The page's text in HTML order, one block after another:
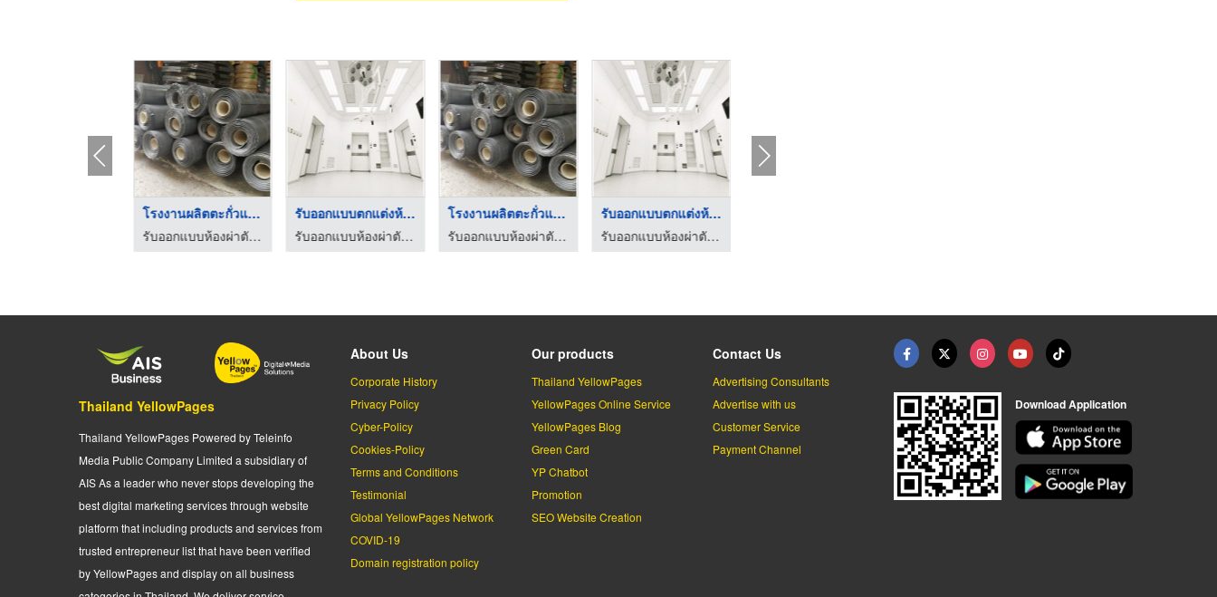
โรงงานผลิตตะกั่วแผ่น
รับออกแบบห้องผ่าตัด - ฮอสพิทอล รีโนเวชั่น
รับออกแบบตกแต่งห้องผ ...
รับออกแบบห้องผ่าตัด - ฮอสพิทอล รีโนเวชั่น
โรงงานผลิตตะกั่วแผ่น
รับออกแบบห้องผ่าตัด - ฮอสพิทอล รีโนเวชั่น
รับออกแบบตกแต่งห้องผ ...
รับออกแบบห้องผ่าตัด - ฮอสพิทอล รีโนเวชั่น
Thailand YellowPages
Thailand YellowPages Powered by Teleinfo
Media Public Company Limited a subsidiary of
AIS As a leader who never stops developing the
best digital marketing services through website
platform that including products and services from
trusted entrepreneur list that have been verified
by YellowPages and display on all business
About Us
Corporate History
Privacy Policy
Cyber-Policy
Cookies-Policy
Terms and Conditions
Testimonial
Global YellowPages Network
COVID-19
Domain registration policy
Our products
Thailand YellowPages
YellowPages Online Service
YellowPages Blog
Green Card
YP Chatbot
Promotion
SEO Website Creation
Contact Us
Advertising Consultants
Advertise with us
Customer Service
Payment Channel
Download Application